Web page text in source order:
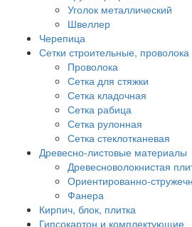
Уголок металлический
Швеллер
Черепица
Сетки строительные, проволока
Проволока
Сетка для стяжки
Сетка кладочная
Сетка рабица
Сетка рулонная
Сетка стеклотканевая
Древесно-листовые материалы
Древесноволокнистая
Ориентированно-
Фанера
Кирпич, блок, плитка
Гипсокартон и комплектующие